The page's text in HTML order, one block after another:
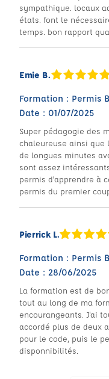
sympathique. locaux
états. font le
temps. bon rapport
Emie B.
Formation : Permis B
Date : 01/07/2025
Super pédagogie des
chaleureuse ainsi que
de longues minutes
sont assez
permis d’apprendre à
permis du premier
Pierrick L.
Formation : Permis
Date : 28/06/2025
La formation est de
tout au long de ma
encourangeants. J'ai
accordé plus de deux
pour le code, puis le
disponnibilités.